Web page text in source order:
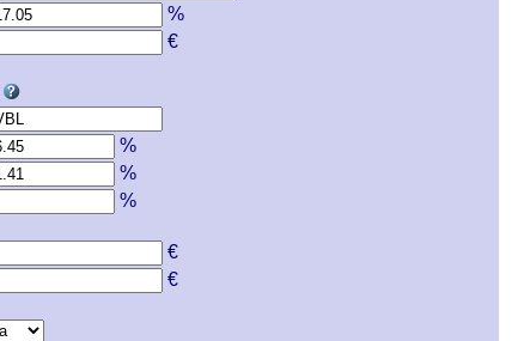
%
€
%
%
%
€
€